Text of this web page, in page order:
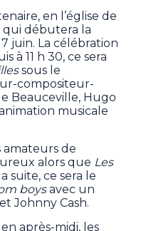
en l’église de
qui débutera la
juin. La célébration
à 11 h 30, ce sera
sous le
compositeur-
Beauceville, Hugo
musicale
amateurs de
alors que Les
suite, ce sera le
boysavec un
Johnny Cash.
après-midi, les